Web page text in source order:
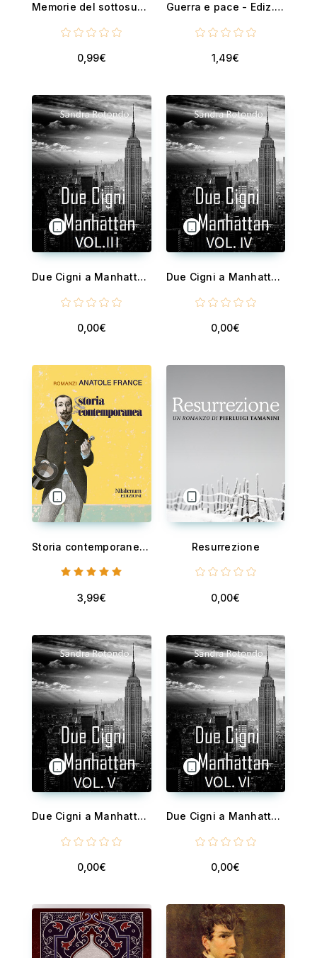
Memorie del sottosuolo
0,99€
Guerra e pace - Ediz. integrale
1,49€
Due Cigni a Manhattan Vol III
0,00€
Due Cigni a Manhattan VOL. IV
0,00€
Storia contemporanea - Romanzi
3,99€
Resurrezione
0,00€
Due Cigni a Manhattan Vol V
0,00€
Due Cigni a Manhattan Vol VI
0,00€